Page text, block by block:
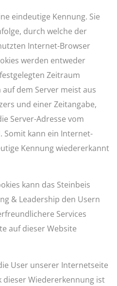
eindeutige Kennung. Sie
durch welche der
Internet-Browser
werden entweder
Zeitraum
dem Server meist aus
und einer Zeitangabe,
Server-Adresse vom
Somit kann ein Internet-
Kennung wiedererkannt
kann das Steinbeis
& Leadership den Usern
Services
auf dieser Website
User unserer Internetseite
dieser Wiedererkennung ist